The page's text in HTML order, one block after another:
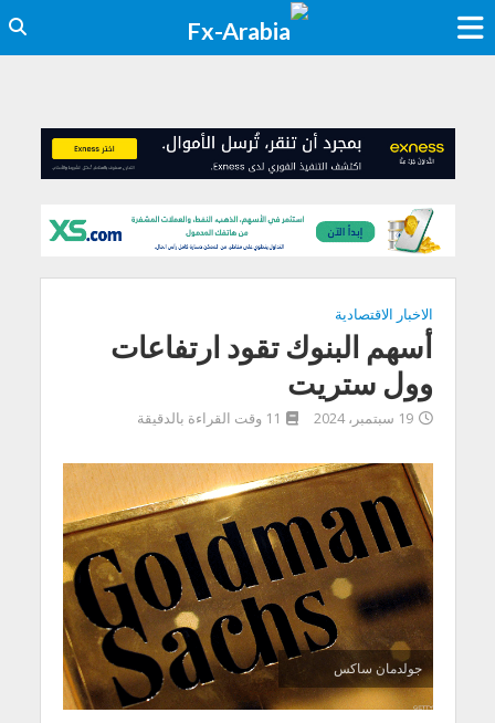
الاخبار الاقتصادية
أسهم البنوك تقود ارتفاعات
وول ستريت
19 سبتمبر، 2024 11 وقت القراءة بالدقيقة
جولدمان ساكس